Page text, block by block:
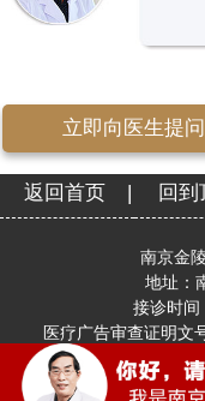
立即向医生提问
返回首页 | 回到
南京金
地址：
接诊时间
医疗广告审查证明文